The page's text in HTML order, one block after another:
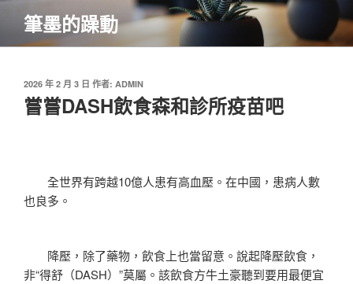
主
筆墨的躁動
發
佈
於
2026 年 2 月 3 日 作者: ADMIN
嘗嘗DASH飲食森和診所疫苗吧
全世界有跨越10億人患有高血壓。在中國，患病人數
也良多。
降壓，除了藥物，飲食上也當留意。說起降壓飲食，
非“得舒（DASH）”莫屬。該飲食方牛土豪聽到要用最便宜